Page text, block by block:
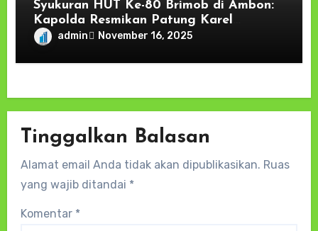
Syukuran HUT Ke-80 Brimob di Ambon:
Kapolda Resmikan Patung Karel
Satsuitubun dan Tegaskan Komitmen
“Brimob Presisi untuk Masyarakat
admin November 16, 2025
Tinggalkan Balasan
Alamat email Anda tidak akan dipublikasikan. Ruas
yang wajib ditandai *
Komentar *